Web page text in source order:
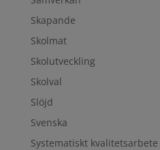
Skapande
Skolmat
Skolutveckling
Skolval
Slöjd
Svenska
Systematiskt kvalitetsarbete